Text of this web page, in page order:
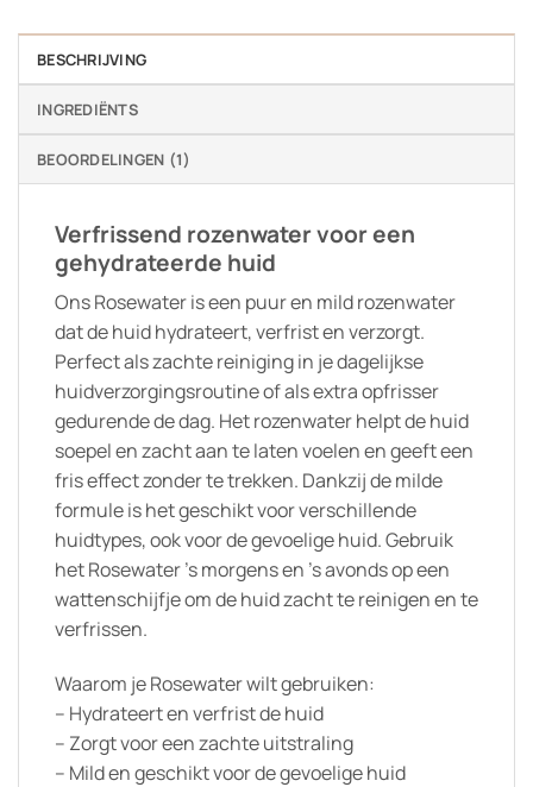
BESCHRIJVING
INGREDIËNTS
BEOORDELINGEN (1)
Verfrissend rozenwater voor een
gehydrateerde huid
Ons Rosewater is een puur en mild rozenwater
dat de huid hydrateert, verfrist en verzorgt.
Perfect als zachte reiniging in je dagelijkse
huidverzorgingsroutine of als extra opfrisser
gedurende de dag. Het rozenwater helpt de huid
soepel en zacht aan te laten voelen en geeft een
fris effect zonder te trekken. Dankzij de milde
formule is het geschikt voor verschillende
huidtypes, ook voor de gevoelige huid. Gebruik
het Rosewater ’s morgens en ’s avonds op een
wattenschijfje om de huid zacht te reinigen en te
verfrissen.
Waarom je Rosewater wilt gebruiken:
– Hydrateert en verfrist de huid
– Zorgt voor een zachte uitstraling
– Mild en geschikt voor de gevoelige huid